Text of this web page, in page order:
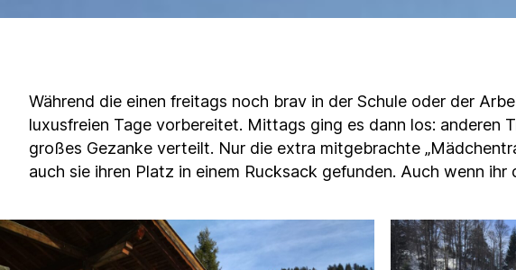
Während die einen freitags noch brav in der Schule oder der
luxusfreien Tage vorbereitet. Mittags ging es dann los:
großes Gezanke verteilt. Nur die extra mitgebrachte
auch sie ihren Platz in einem Rucksack gefunden. Auch wenn